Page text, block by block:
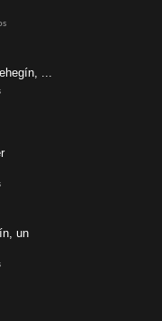
...
un